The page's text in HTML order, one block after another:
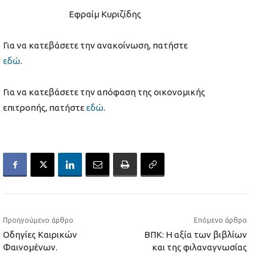
Εφραίμ Κυριζίδης
Για να κατεβάσετε την ανακοίνωση, πατήστε
εδώ.
Για να κατεβάσετε την απόφαση της οικονομικής
επιτροπής, πατήστεεδώ.
Προηγούμενο άρθρο
Οδηγίες Καιρικών
Φαινομένων.
Επόμενο άρθρο
ΒΠΚ: Η αξία των βιβλίων
και της φιλαναγνωσίας